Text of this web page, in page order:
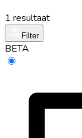
1 resultaat
Filter
BETA